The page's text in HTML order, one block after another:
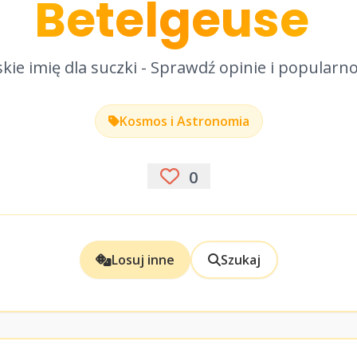
Betelgeuse
imię dla suczki - Sprawdź opinie i
Kosmos i Astronomia
0
Losuj inne Szukaj